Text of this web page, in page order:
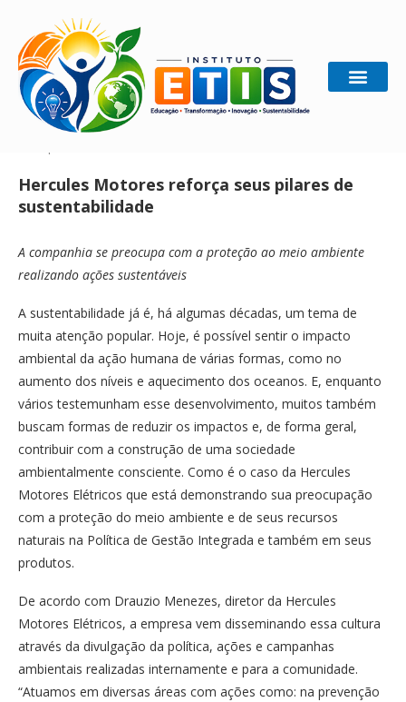
Home Gestão Sustentável
Hercules Motores reforça seus pilares de
sustentabilidade
A companhia se preocupa com a proteção ao meio ambiente
realizando ações sustentáveis
A sustentabilidade já é, há algumas décadas, um tema de
muita atenção popular. Hoje, é possível sentir o impacto
ambiental da ação humana de várias formas, como no
aumento dos níveis e aquecimento dos oceanos. E, enquanto
vários testemunham esse desenvolvimento, muitos também
buscam formas de reduzir os impactos e, de forma geral,
contribuir com a construção de uma sociedade
ambientalmente consciente. Como é o caso da Hercules
Motores Elétricos que está demonstrando sua preocupação
com a proteção do meio ambiente e de seus recursos
naturais na Política de Gestão Integrada e também em seus
produtos.
De acordo com Drauzio Menezes, diretor da Hercules
Motores Elétricos, a empresa vem disseminando essa cultura
através da divulgação da política, ações e campanhas
ambientais realizadas internamente e para a comunidade.
“Atuamos em diversas áreas com ações como: na prevenção